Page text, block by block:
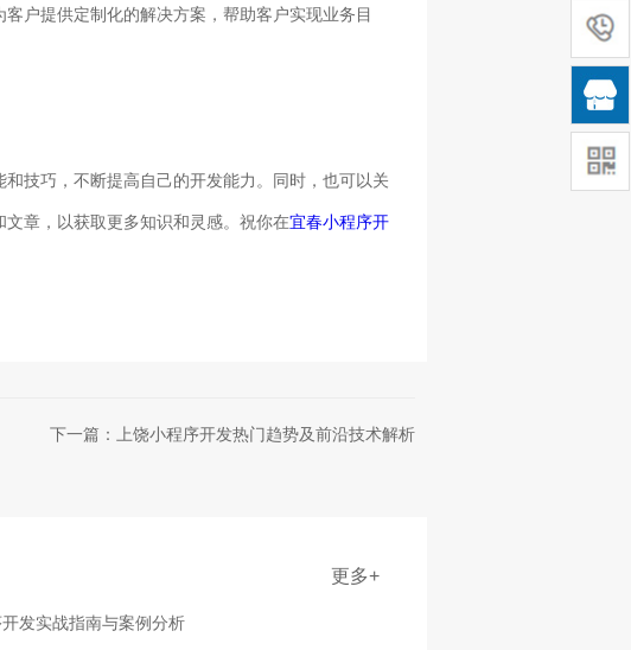
户提供定制化的解决方案，帮助客户实现业务目
技巧，不断提高自己的开发能力。同时，也可以关
章，以获取更多知识和灵感。祝你在宜春小程序开
下一篇：上饶小程序开发热门趋势及前沿技术解析
更多+
发实战指南与案例分析
